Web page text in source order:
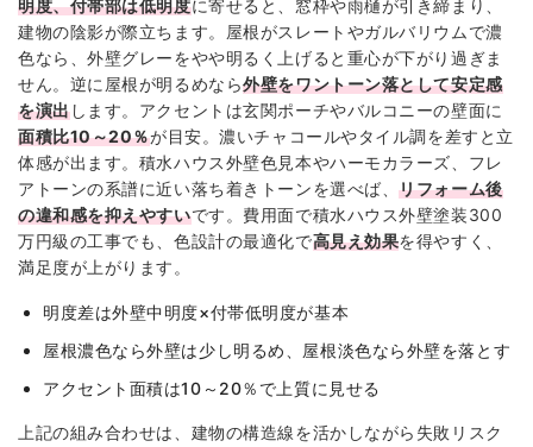
明度、付帯部は低明度に寄せると、窓枠や雨樋が引き締まり、
建物の陰影が際立ちます。屋根がスレートやガルバリウムで濃
色なら、外壁グレーをやや明るく上げると重心が下がり過ぎま
せん。逆に屋根が明るめなら外壁をワントーン落として安定感
を演出します。アクセントは玄関ポーチやバルコニーの壁面に
面積比10～20％が目安。濃いチャコールやタイル調を差すと立
体感が出ます。積水ハウス外壁色見本やハーモカラーズ、フレ
アトーンの系譜に近い落ち着きトーンを選べば、リフォーム後
の違和感を抑えやすいです。費用面で積水ハウス外壁塗装300
万円級の工事でも、色設計の最適化で高見え効果を得やすく、
満足度が上がります。
明度差は外壁中明度×付帯低明度が基本
屋根濃色なら外壁は少し明るめ、屋根淡色なら外壁を落とす
アクセント面積は10～20％で上質に見せる
上記の組み合わせは、建物の構造線を活かしながら失敗リスク